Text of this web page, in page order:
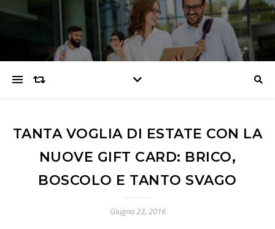
TANTA VOGLIA DI ESTATE CON LA
NUOVE GIFT CARD: BRICO,
BOSCOLO E TANTO SVAGO
Giugno 23, 2016